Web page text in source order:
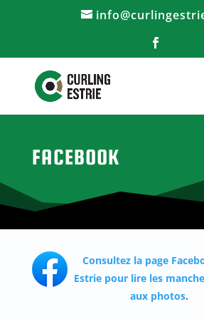
FACEBOOK
Consultez la page
Estrie pour lire les
aux photos.